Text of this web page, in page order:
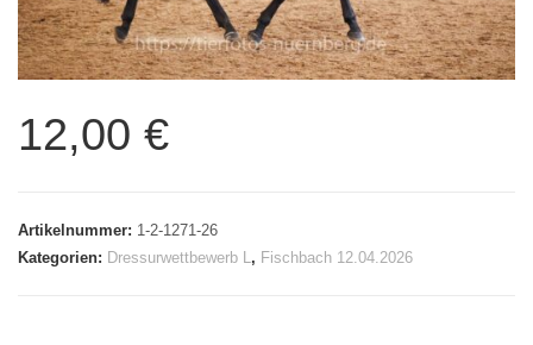
12,00 €
Artikelnummer: 1-2-1271-26
Kategorien: Dressurwettbewerb L , Fischbach 12.04.2026